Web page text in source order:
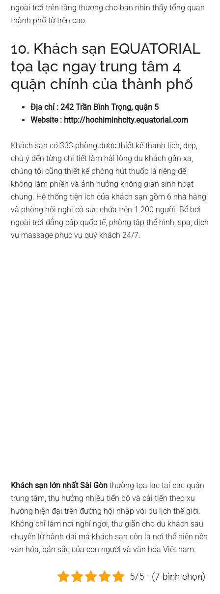
ngoài trời trên tầng thượng cho bạn nhìn thấy tổng quan
thành phố từ trên cao.
10. Khách sạn EQUATORIAL
tọa lạc ngay trung tâm 4
quận chính của thành phố
Địa chỉ : 242 Trần Bình Trọng, quận 5
Website : http://hochiminhcity.equatorial.com
Khách sạn có 333 phòng được thiết kế thanh lịch, đẹp,
chú ý đến từng chi tiết làm hài lòng du khách gần xa,
chúng tôi cũng thiết kế phòng hút thuốc lá riêng để
không làm phiền và ảnh hưởng không gian sinh hoạt
chung. Hệ thống tiện ích của khách sạn gồm 6 nhà hàng
và phòng hội nghị có sức chứa trên 1.200 người. Bể bơi
ngoài trời đẳng cấp quốc tế, phòng tập thể hình, spa, dịch
vụ massage phục vụ quý khách 24/7.
Khách sạn lớn nhất Sài Gòn thường tọa lạc tại các quận
trung tâm, thụ hưởng nhiều tiến bộ và cải tiến theo xu
hướng hiện đại trên đường hội nhập với du lịch thế giới.
Không chỉ làm nơi nghỉ ngơi, thư giãn cho du khách sau
chuyến lữ hành dài mà khách sạn còn là nơi thể hiện nền
văn hóa, bản sắc của con người và văn hóa Việt nam.
5/5 - (7 bình chọn)